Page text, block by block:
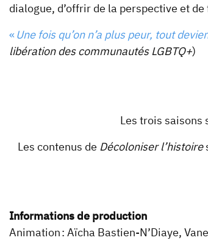
dialogue, d’offrir de la perspective et
«Une fois qu’on n’a plus peur, tout
libération des communautés LGBTQ+)
Les trois saisons
Les contenus de Décoloniser l’histoire
Informations de production
Animation : Aïcha Bastien-N’Diaye,